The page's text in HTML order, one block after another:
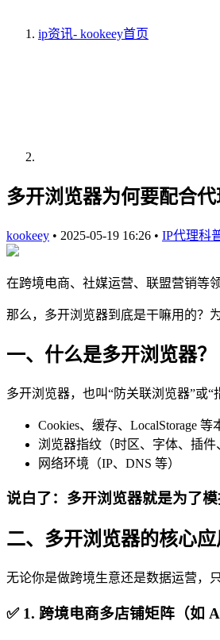
ip资讯- kookeey首页
多开浏览器为何要配合代
kookeey • 2025-05-19 16:26 • IP代理科
在跨境电商、社媒运营、联盟营销等
那么，多开浏览器到底是干嘛用的？
一、什么是多开浏览器？
多开浏览器，也叫“防关联浏览器”或
Cookies、缓存、LocalStorage 等
浏览器指纹（时区、字体、插件
网络环境（IP、DNS 等）
说白了：多开浏览器就是为了
二、多开浏览器的核心
无论你是做跨境生意还是数据运营，
✅ 1. 跨境电商多店铺矩阵（如